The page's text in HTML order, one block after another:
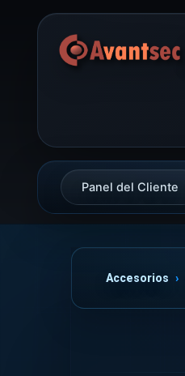
Panel del Cliente
Accesorios